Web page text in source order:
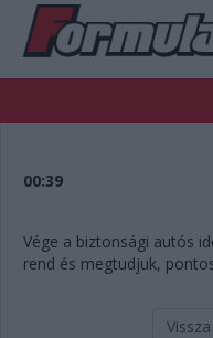
FORMULA
RETRO
PODCAST
00:39
Vége a biztonsági autós
rend és megtudjuk,